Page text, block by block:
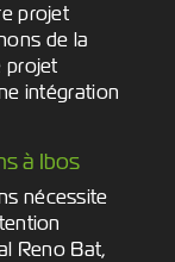
projet
de la
projet
intégration
à Ibos
nécessite
Reno Bat,